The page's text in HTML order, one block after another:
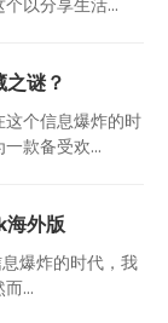
谜？
个信息爆炸的时
款备受欢...
外版
爆炸的时代，我
...